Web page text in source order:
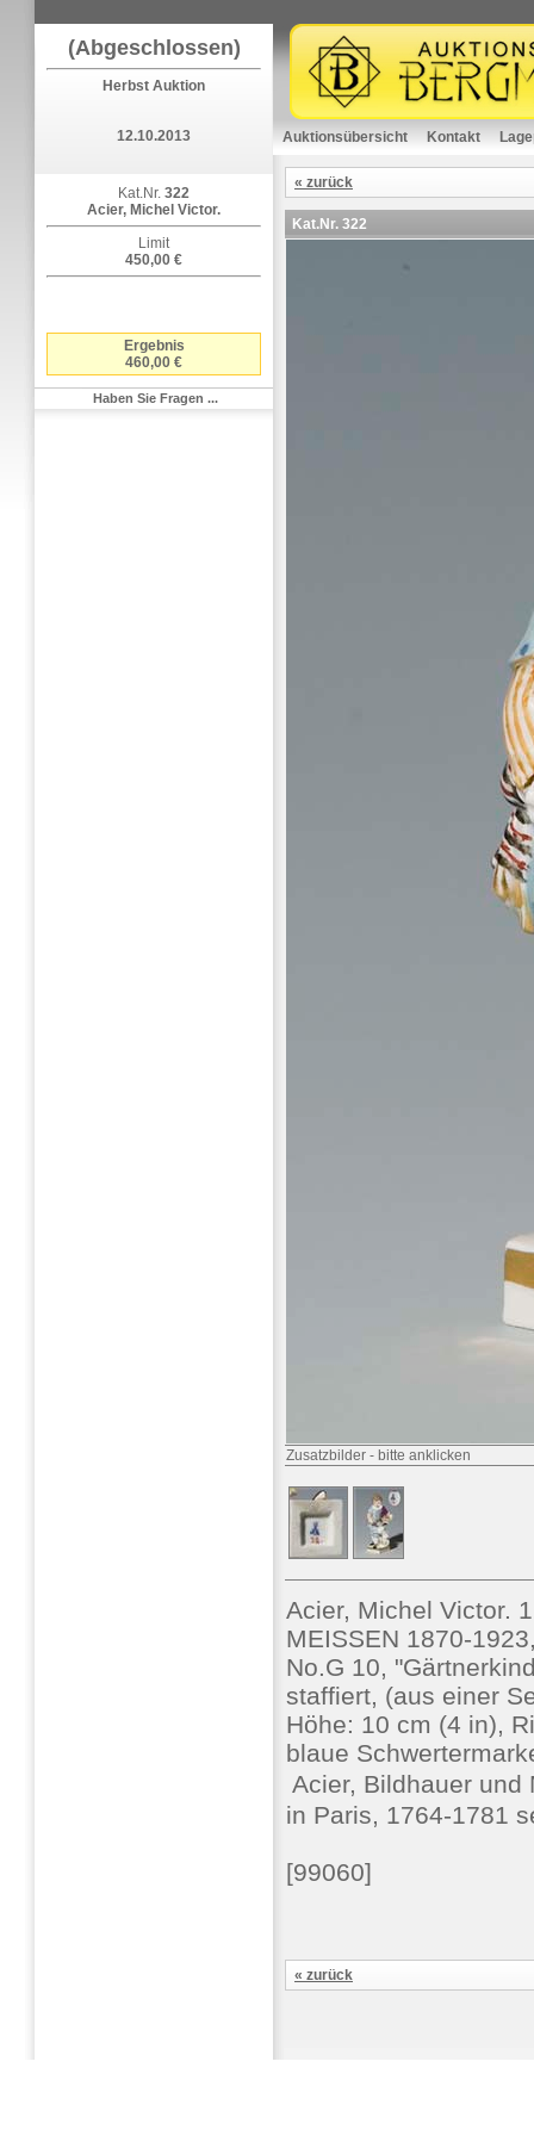
(Abgeschlossen)
Herbst Auktion
12.10.2013
Kat.Nr. 322
Acier, Michel Victor.
Limit
450,00 €
Ergebnis
460,00 €
Haben Sie Fragen ...
Auktionsübersicht Kontakt
« zurück
Kat.Nr. 322
Zusatzbilder - bitte anklicken
Acier, Michel Victor.
MEISSEN 1870-
No.G 10,
staffiert, (aus einer
Höhe: 10 cm (4 in),
blaue
Acier, Bildhauer und
in Paris, 1764-1781
[99060]
« zurück